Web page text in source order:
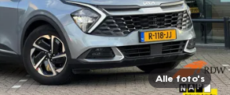
Alle foto's